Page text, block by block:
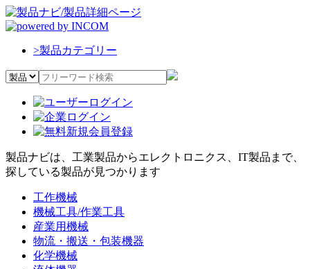
>製品カテゴリー
製品ナビは、工業製品からエレクトロニクス、IT製品まで、
探している製品が見つかります
工作機械
機械工具/作業工具
産業用機械
物流・搬送・包装機器
化学機械